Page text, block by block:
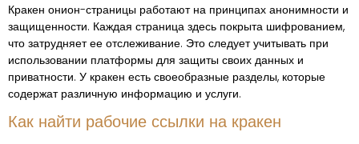
Кракен онион-страницы работают на принципах анонимности и
защищенности. Каждая страница здесь покрыта шифрованием,
что затрудняет ее отслеживание. Это следует учитывать при
использовании платформы для защиты своих данных и
приватности. У кракен есть своеобразные разделы, которые
содержат различную информацию и услуги.
Как найти рабочие ссылки на кракен